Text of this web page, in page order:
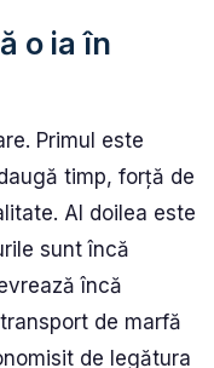
o ia în
Primul este
timp, forță de
Al doilea este
sunt încă
încă
de marfă
de legătura